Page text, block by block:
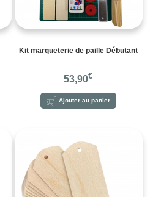
Kit marqueterie de paille Débutant
53,90€
Ajouter au panier